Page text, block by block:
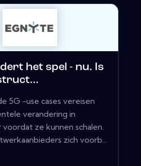
het spel - nu. Is
5G -use cases vereisen
verandering in
ze kunnen schalen.
zich voorb...